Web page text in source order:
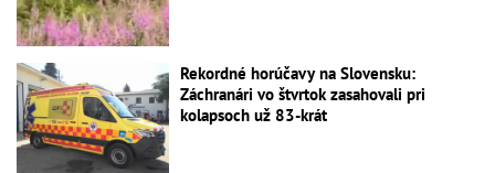
Rekordné horúčavy na Slovensku:
Záchranári vo štvrtok zasahovali pri
kolapsoch už 83-krát